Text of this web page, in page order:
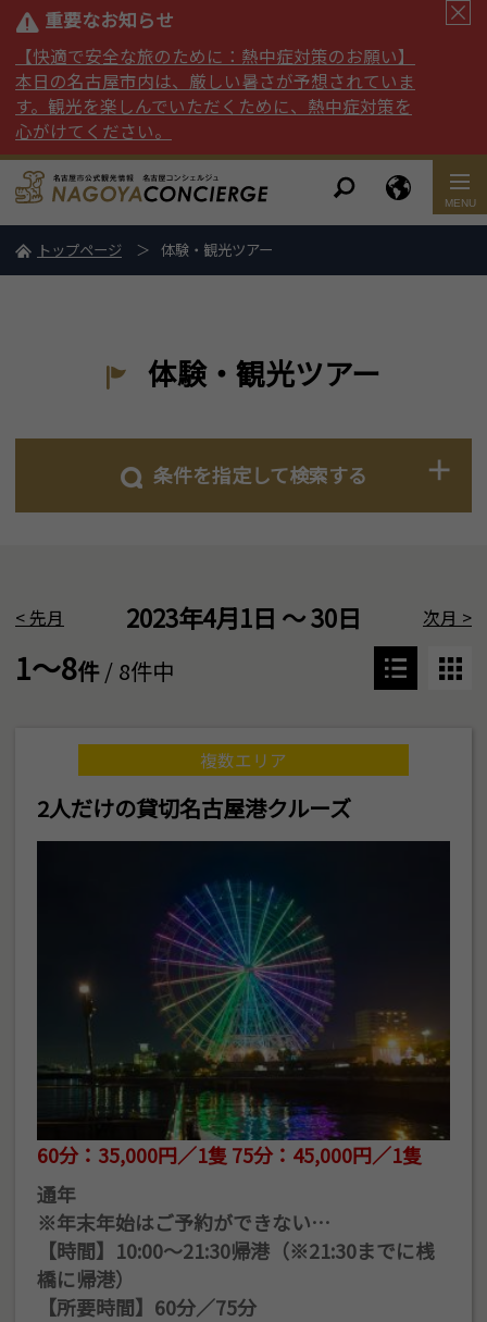
重要なお知らせ
【快適で安全な旅のために：熱中症対策のお願い】
本日の名古屋市内は、厳しい暑さが予想されていま
す。観光を楽しんでいただくために、熱中症対策を
心がけてください。
トップページ 体験・観光ツアー
体験・観光ツアー
条件を指定して検索する
< 先月 2023年4月1日 ～ 30日 次月 >
1～8件/ 8件中
複数エリア
2人だけの貸切名古屋港クルーズ
60分：35,000円／1隻 75分：45,000円／1隻
通年
※年末年始はご予約ができない…
【時間】10:00～21:30帰港（※21:30までに桟
橋に帰港）
【所要時間】60分／75分